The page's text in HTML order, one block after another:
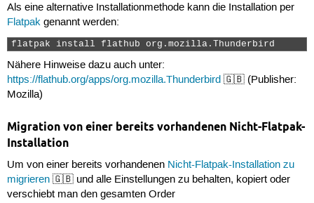
Als eine alternative Installationmethode kann die Installation per
Flatpakgenannt werden:
flatpak install flathub org.mozilla.Thunderbird
Nähere Hinweise dazu auch unter:
https://flathub.org/apps/org.mozilla.Thunderbird🇬🇧 (Publisher:
Mozilla)
Migration von einer bereits vorhandenen Nicht-Flatpak-
Installation
Um von einer bereits vorhandenen Nicht-Flatpak-Installation zu
migrieren🇬🇧 und alle Einstellungen zu behalten, kopiert oder
verschiebt man den gesamten Order